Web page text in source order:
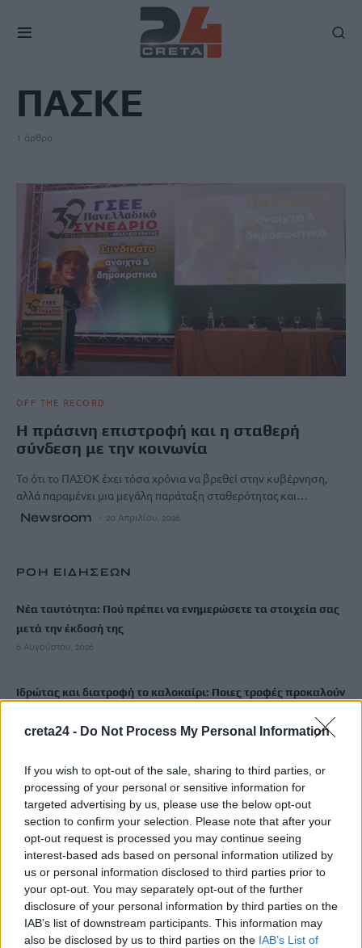
creta24 - Do Not Process My Personal Information
If you wish to opt-out of the sale, sharing to third parties, or
processing of your personal or sensitive information for
targeted advertising by us, please use the below opt-out
section to confirm your selection. Please note that after your
opt-out request is processed you may continue seeing
interest-based ads based on personal information utilized by
us or personal information disclosed to third parties prior to
your opt-out. You may separately opt-out of the further
disclosure of your personal information by third parties on the
IAB’s list of downstream participants. This information may
also be disclosed by us to third parties on the IAB’s List of
ΠΑΣΚΕ
1 άρθρο
OFF THE RECORD
Η πράσινη επιστροφή και η σταθερή
σύνδεση με την κοινωνία
Το ότι το ΠΑΣΟΚ έχει τόσα χρόνια να βρεθεί στην κυβέρνηση,
αλλά παραμένει μια μεγάλη παράταξη σταθερότητας και…
Newsroom 20 Απριλίου, 2026
ΡΟΗ ΕΙΔΗΣΕΩΝ
Νέα ταυτότητα: Πού πρέπει να ενημερώσετε τα στοιχεία σας
μετά την έκδοσή της
6 Αυγούστου, 2026
Ιδρώτας και διατροφή το καλοκαίρι: Ποιες τροφές προκαλούν
6 Αυγούστου, 2026
Κάρτα Αγρότη: Τι αλλάζει από 28 Αυγούστου για τις
χρηματοδοτήσεις
6 Αυγούστου, 2026
Νέα χρηματοδότηση 1,5 εκατ. ευρώ για διαπλάτυνση του
Αγιοβασιλιώτικου Παραλιακού Δρόμου
6 Αυγούστου, 2026
Τι δείχνει η ιατροδικαστική εξέταση για τα αίτια θανάτου του